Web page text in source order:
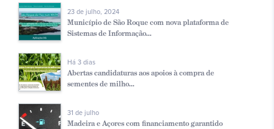
23 de julho, 2024
Município de São Roque com nova plataforma de
Sistemas de Informação...
Há 3 dias
Abertas candidaturas aos apoios à compra de
sementes de milho...
31 de julho
Madeira e Açores com financiamento garantido